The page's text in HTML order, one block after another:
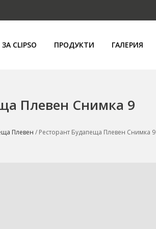
ЗА CLIPSO ПРОДУКТИ ГАЛЕРИЯ
Плевен Снимка 9
Плевен / Ресторант Будапеща Плевен Снимка 9